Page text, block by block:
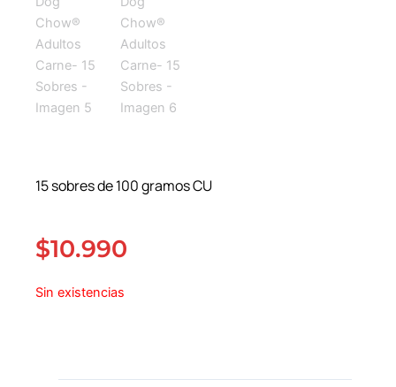
15 sobres de 100 gramos CU
$10.990
Sin existencias